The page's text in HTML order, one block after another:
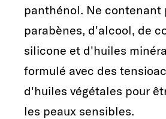
panthénol. Ne contenant
parabènes, d'alcool, de
silicone et d'huiles
formulé avec des
d'huiles végétales pour
les peaux sensibles.